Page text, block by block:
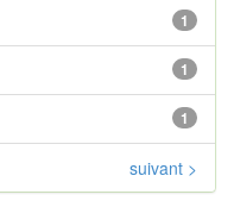
1
1
1
suivant >